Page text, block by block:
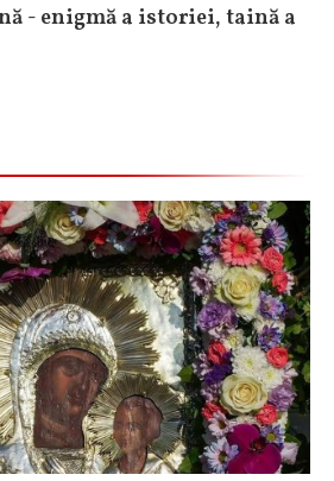
- enigmă a istoriei, taină a